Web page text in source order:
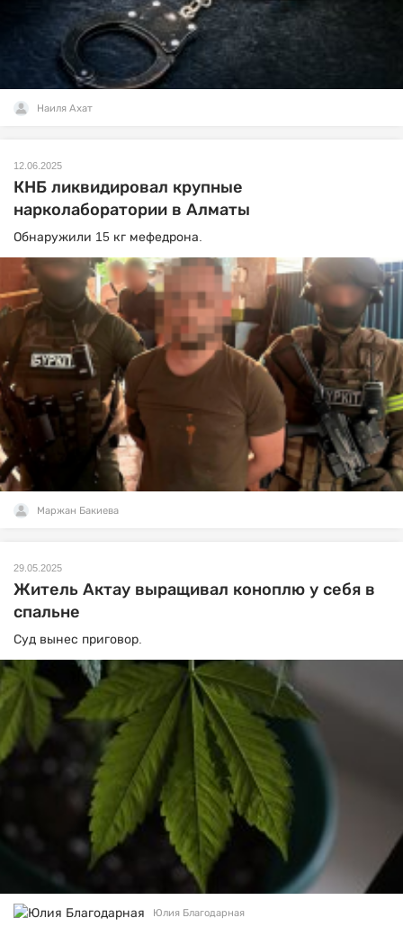
Наиля Ахат
12.06.2025
КНБ ликвидировал крупные
нарколаборатории в Алматы
Обнаружили 15 кг мефедрона.
Маржан Бакиева
29.05.2025
Житель Актау выращивал коноплю у себя в
спальне
Суд вынес приговор.
Юлия Благодарная